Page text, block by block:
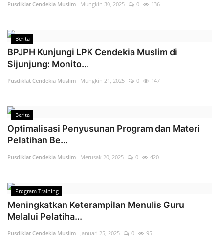
Pusdiklat Cendekia Muslim Mungkin 30, 2025 0 136
Berita
BPJPH Kunjungi LPK Cendekia Muslim di
Sijunjung: Monito...
Pusdiklat Cendekia Muslim Mungkin 21, 2025 0 147
Berita
Optimalisasi Penyusunan Program dan Materi
Pelatihan Be...
Pusdiklat Cendekia Muslim Merusak 20, 2025 0 420
Program Training
Meningkatkan Keterampilan Menulis Guru
Melalui Pelatiha...
Pusdiklat Cendekia Muslim Januari 25, 2025 0 95